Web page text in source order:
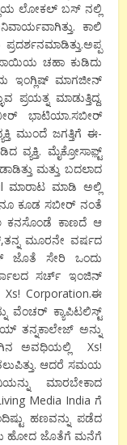
ಲೋಕಲ್ ಬಸ್ ನಲ್ಲಿ
ಕಾಲಿ
ಚಹಾ ಕುಡಿದು
ಇಂಗ್ಲಿಷ್ ಮಾಗಜೀನ್
ಪ್ರಯತ್ನ ಮಾಡುತ್ತಿದ್ದ.
ಭಾಟಿಯಾ.ಸಬೀರ್
ಮುಂದೆ ಜಗತ್ತಿಗೆ ಈ-
ವ್ಯಕ್ತಿ. ಮೈಕ್ರೋಸಾಫ಼್ಟ್
ಮತ್ತು ಬದಲಾದ
ಮಾರಾಟ ಮಾಡಿ ಅಲ್ಲಿ
ಕೂಡ ಸಬೀರ್ ನಂತೆ
ಕನಸೊಂಡೆ ಕಾಣದೆ ಆ
ಮೂರನೇ ವರ್ಷದ
ಜೊತೆ ಸೇರಿ ಒಂದು
ಸರ್ಚ್ ಇಂಜಿನ್
Xs! Corporation.ಈ
ವೆಂಚರ್ ಕ್ಯಾಪಿಟಲಿಸ್ಟ್
ತನ್ನಕಾಲೇಜ್ ಅನ್ನು
ಅವಧಿಯಲ್ಲಿ Xs!
ತಲುಪಿತ್ತು. ಆದರೆ ಸಮಯ
ಮಾರಬೇಕಾದ
Media India ಗೆ
ಹಣವನ್ನು ಪಡೆದ
ಹೋದ ಜೊತೆಗೆ ಮನೆಗೆ